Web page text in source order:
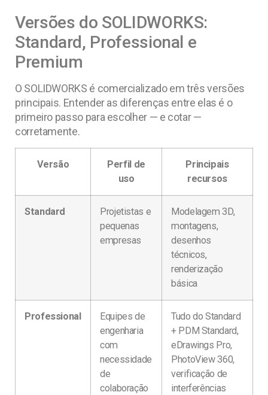
Versões do SOLIDWORKS:
Standard, Professional e
Premium
O SOLIDWORKS é comercializado em três versões
principais. Entender as diferenças entre elas é o
primeiro passo para escolher — e cotar —
corretamente.
Versão
Perfil de
uso
Principais
recursos
Standard
Projetistas e
pequenas
empresas
Modelagem 3D,
montagens,
desenhos
técnicos,
renderização
básica
Professional
Equipes de
engenharia
com
necessidade
de
colaboração
Tudo do Standard
+ PDM Standard,
eDrawings Pro,
PhotoView 360,
verificação de
interferências